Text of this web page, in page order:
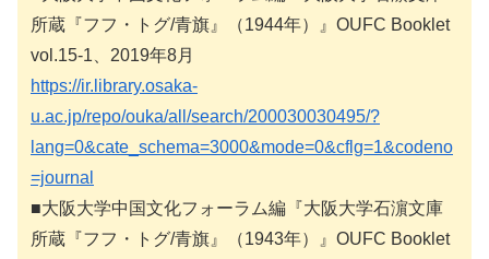
所蔵『フフ・トグ/青旗』（1944年）』OUFC Booklet
vol.15-1、2019年8月
https://ir.library.osaka-
u.ac.jp/repo/ouka/all/search/200030030495/?
lang=0&cate_schema=3000&mode=0&cflg=1&codeno
=journal
■大阪大学中国文化フォーラム編『大阪大学石濵文庫
所蔵『フフ・トグ/青旗』（1943年）』OUFC Booklet